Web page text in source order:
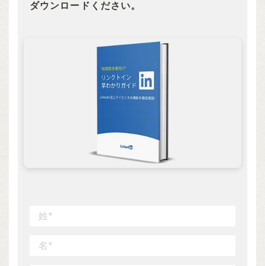
ダウンロードください。